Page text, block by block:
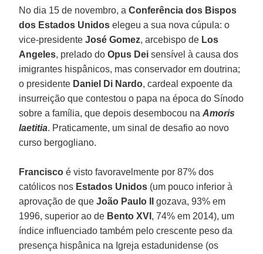
No dia 15 de novembro, aConferência dos Bispos
dos Estados Unidos elegeu a sua nova cúpula: o
vice-presidenteJosé Gomez, arcebispo de Los
Angeles, prelado doOpus Dei sensível à causa dos
imigrantes hispânicos, mas conservador em doutrina;
o presidente Daniel Di Nardo, cardeal expoente da
insurreição que contestou o papa na época do Sínodo
sobre a família, que depois desembocou naAmoris
laetitia. Praticamente, um sinal de desafio ao novo
curso bergogliano.
Francisco é visto favoravelmente por 87% dos
católicos nos Estados Unidos (um pouco inferior à
aprovação de queJoão Paulo II
gozava, 93% em
1996, superior ao de Bento XVI , 74% em 2014), um
índice influenciado também pelo crescente peso da
presença hispânica na Igreja estadunidense (os